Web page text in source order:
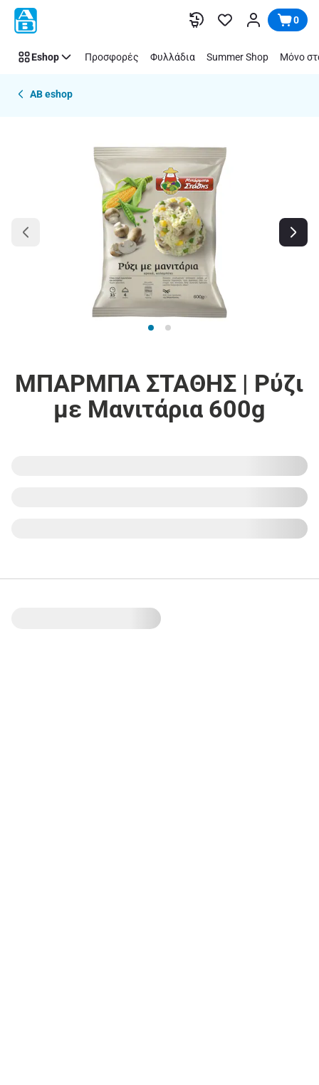
Παράλειψη 0
Eshop Προσφορές Φυλλάδια Summer Shop Μόνο
AB eshop
ΜΠΑΡΜΠΑ ΣΤΑΘΗΣ | Ρύζι
με Μανιτάρια 600g